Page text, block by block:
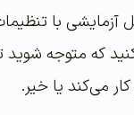
با
که متوجه شوید
می‌کند یا خیر.